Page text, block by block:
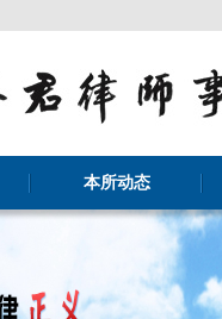
本所动态